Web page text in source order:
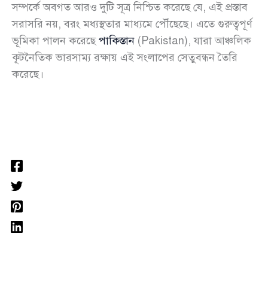
সম্পর্কে অবগত আরও দুটি সূত্র নিশ্চিত করেছে যে, এই প্রস্তাব
সরাসরি নয়, বরং মধ্যস্থতার মাধ্যমে পৌঁছেছে। এতে গুরুত্বপূর্ণ
ভূমিকা পালন করেছেপাকিস্তান (Pakistan), যারা আঞ্চলিক
কূটনৈতিক ভারসাম্য রক্ষায় এই সংলাপের সেতুবন্ধন তৈরি
করেছে।